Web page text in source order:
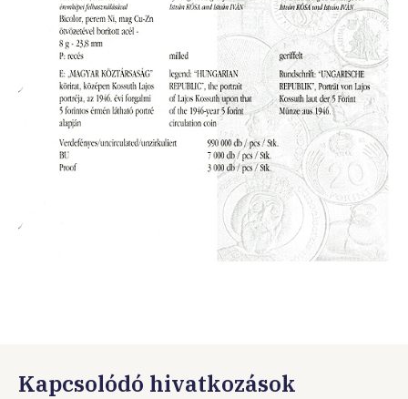
Kapcsolódó hivatkozások